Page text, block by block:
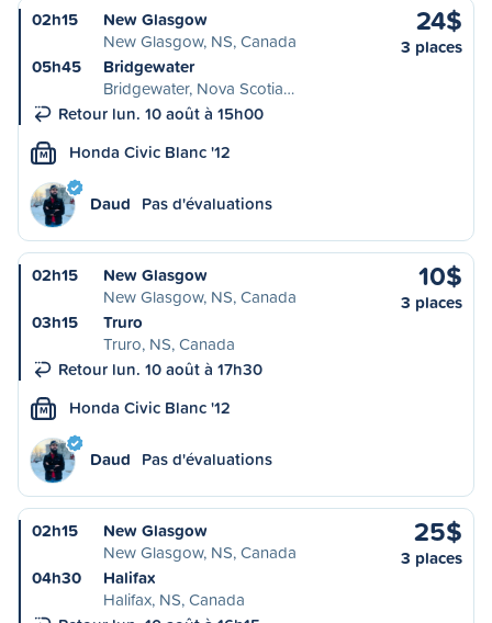
02h15
New Glasgow
New Glasgow, NS, Canada
05h45
Bridgewater
Bridgewater, Nova Scotia…
Retour lun. 10 août à 15h00
24$
3 places
M Honda Civic Blanc '12
Daud Pas d'évaluations
02h15
New Glasgow
New Glasgow, NS, Canada
03h15
Truro
Truro, NS, Canada
Retour lun. 10 août à 17h30
10$
3 places
M Honda Civic Blanc '12
Daud Pas d'évaluations
02h15
New Glasgow
New Glasgow, NS, Canada
04h30
Halifax
Halifax, NS, Canada
25$
3 places